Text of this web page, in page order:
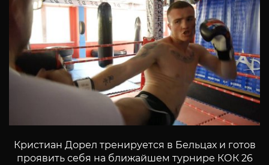
Кристиан Дорел тренируется в Бельцах и готов
проявить себя на ближайшем турнире КОК 26